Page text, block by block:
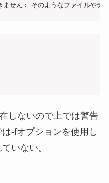
ん: そのようなファイルやディ
しないので上では警告
-fオプションを使用し
いない。